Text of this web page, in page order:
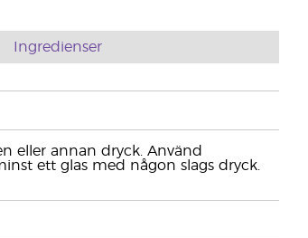
Ingredienser
eller annan dryck. Använd
ett glas med någon slags dryck.